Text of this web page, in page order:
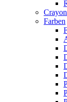
Farben